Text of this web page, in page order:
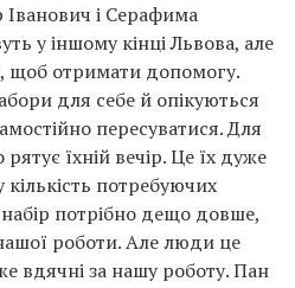
і Серафима
у іншому кінці Львова, але
щоб отримати допомогу.
для себе й опікуються
пересуватися. Для
їхній вечір. Це їх дуже
потребуючих
потрібно дещо довше,
роботи. Але люди це
вдячні за нашу роботу. Пан